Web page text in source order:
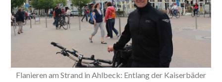
Flanieren am Strand in Ahlbeck: Entlang der Kaiserbäder